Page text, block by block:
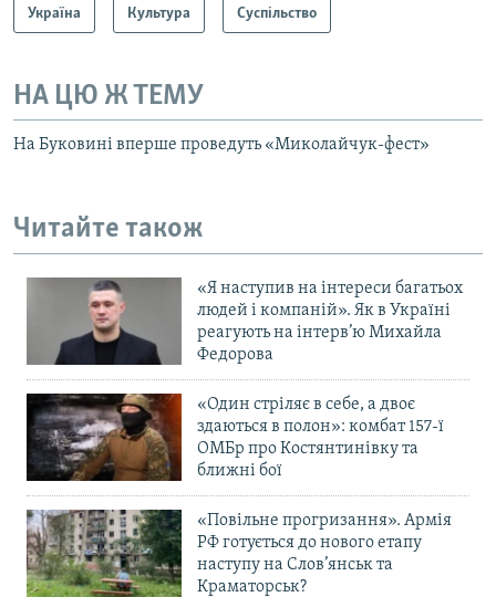
Україна Культура Суспільство
НА ЦЮ Ж ТЕМУ
На Буковині вперше проведуть «Миколайчук-фест»
Читайте також
«Я наступив на інтереси багатьох
людей і компаній». Як в Україні
реагують на інтерв’ю Михайла
Федорова
«Один стріляє в себе, а двоє
здаються в полон»: комбат 157-ї
ОМБр про Костянтинівку та
ближні бої
«Повільне прогризання». Армія
РФ готується до нового етапу
наступу на Слов’янськ та
Краматорськ?